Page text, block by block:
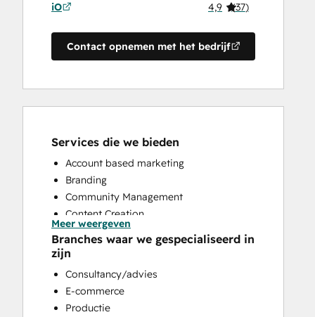
iO 4,9 (37)
Contact opnemen met het bedrijf
Services die we bieden
Account based marketing
Branding
Community Management
Content Creation
Conversational Marketing
CRM Implementation
Custom API Integrations
Customer Marketing
Meer weergeven
Branches waar we gespecialiseerd in
zijn
Consultancy/advies
E-commerce
Productie